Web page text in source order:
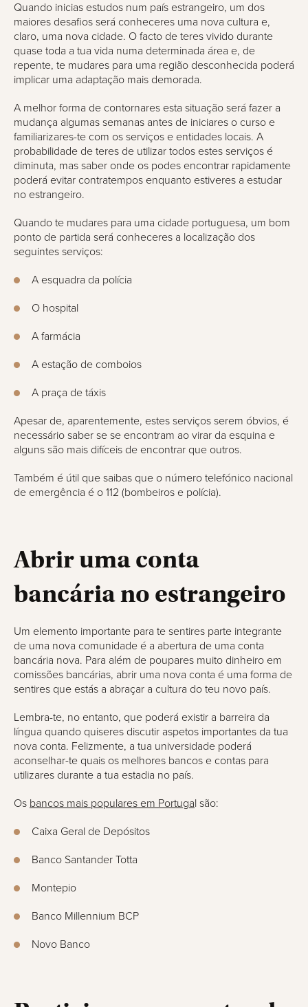
Quando inicias estudos num país estrangeiro, um dos
maiores desafios será conheceres uma nova cultura e,
claro, uma nova cidade. O facto de teres vivido durante
quase toda a tua vida numa determinada área e, de
repente, te mudares para uma região desconhecida poderá
implicar uma adaptação mais demorada.
A melhor forma de contornares esta situação será fazer a
mudança algumas semanas antes de iniciares o curso e
familiarizares-te com os serviços e entidades locais. A
probabilidade de teres de utilizar todos estes serviços é
diminuta, mas saber onde os podes encontrar rapidamente
poderá evitar contratempos enquanto estiveres a estudar
no estrangeiro.
Quando te mudares para uma cidade portuguesa, um bom
ponto de partida será conheceres a localização dos
seguintes serviços:
A esquadra da polícia
O hospital
A farmácia
A estação de comboios
A praça de táxis
Apesar de, aparentemente, estes serviços serem óbvios, é
necessário saber se se encontram ao virar da esquina e
alguns são mais difíceis de encontrar que outros.
Também é útil que saibas que o número telefónico nacional
de emergência é o 112 (bombeiros e polícia).
Abrir uma conta
bancária no estrangeiro
Um elemento importante para te sentires parte integrante
de uma nova comunidade é a abertura de uma conta
bancária nova. Para além de poupares muito dinheiro em
comissões bancárias, abrir uma nova conta é uma forma de
sentires que estás a abraçar a cultura do teu novo país.
Lembra-te, no entanto, que poderá existir a barreira da
língua quando quiseres discutir aspetos importantes da tua
nova conta. Felizmente, a tua universidade poderá
aconselhar-te quais os melhores bancos e contas para
utilizares durante a tua estadia no país.
Os bancos mais populares em Portugal são:
Caixa Geral de Depósitos
Banco Santander Totta
Montepio
Banco Millennium BCP
Novo Banco